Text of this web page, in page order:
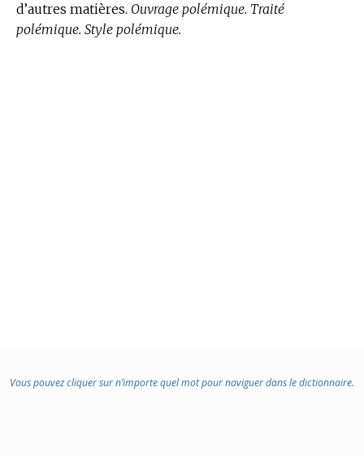
d’autres matières. Ouvrage polémique. Traité
polémique. Style polémique.
Vous pouvez cliquer sur n’importe quel mot pour naviguer dans le dictionnaire.